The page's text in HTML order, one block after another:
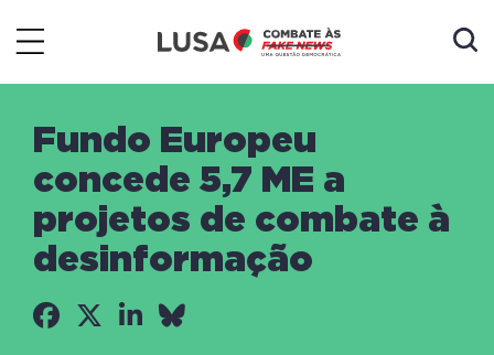
Fundo Europeu
concede 5,7 ME a
projetos de combate à
desinformação